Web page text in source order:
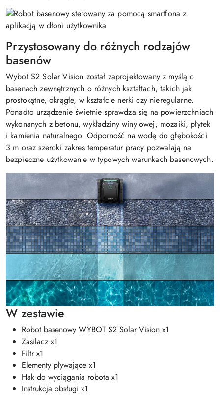
Przystosowany do różnych rodzajów
basenów
Wybot S2 Solar Vision został zaprojektowany z myślą o
basenach zewnętrznych o różnych kształtach, takich jak
prostokątne, okrągłe, w kształcie nerki czy nieregularne.
Ponadto urządzenie świetnie sprawdza się na powierzchniach
wykonanych z betonu, wykładziny winylowej, mozaiki, płytek
i kamienia naturalnego. Odporność na wodę do głębokości
3 m oraz szeroki zakres temperatur pracy pozwalają na
bezpieczne użytkowanie w typowych warunkach basenowych.
W zestawie
Robot basenowy WYBOT S2 Solar Vision x1
Zasilacz x1
Filtr x1
Elementy pływające x1
Hak do wyciągania robota x1
Instrukcja obsługi x1